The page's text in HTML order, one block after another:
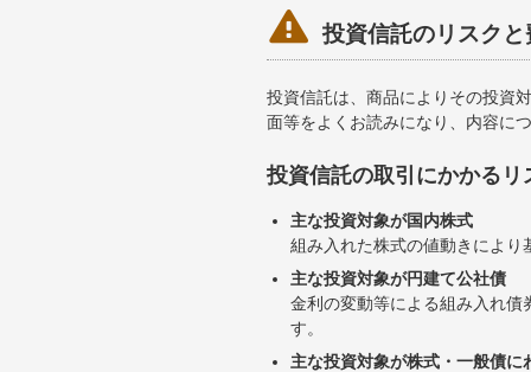
 投資信託のリスク
投資信託は、商品によりその投資
面等をよくお読みになり、内容に
投資信託の取引にかかるリ
主な投資対象が国内株式
組み入れた株式の値動きによ
主な投資対象が円建て公社債
金利の変動等による組み入れ
す。
主な投資対象が株式・一般債